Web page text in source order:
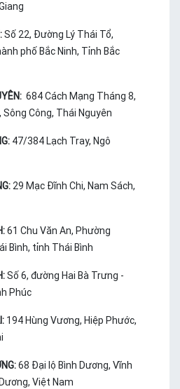
Số 22, Đường Lý Thái Tổ,
phố Bắc Ninh, Tỉnh Bắc
684 Cách Mạng Tháng 8,
Sông Công, Thái Nguyên
47/384 Lạch Tray, Ngô
29 Mạc Đĩnh Chi, Nam Sách,
61 Chu Văn An, Phường
Bình, tỉnh Thái Bình
Số 6, đường Hai Bà Trưng -
Phúc
194 Hùng Vương, Hiệp Phước,
68 Đại lộ Bình Dương, Vĩnh
Việt Nam